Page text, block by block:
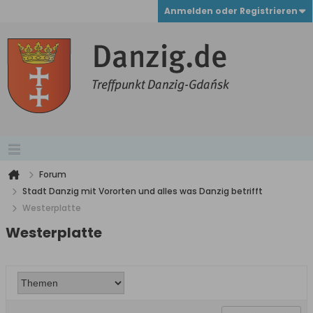
Anmelden oder Registrieren
Forum
Stadt Danzig mit Vororten und alles was Danzig betrifft
Westerplatte
Westerplatte